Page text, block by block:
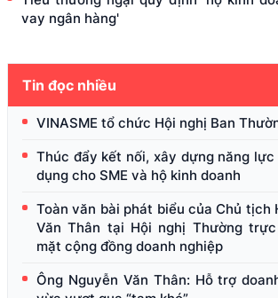
vay ngân hàng'
Tin đọc nhiều
VINASME tổ chức Hội nghị Ban
Thúc đẩy kết nối, xây dựng năng
dụng cho SME và hộ kinh doanh
Toàn văn bài phát biểu của Chủ tịch
Văn Thân tại Hội nghị Thường
mặt cộng đồng doanh nghiệp
Ông Nguyễn Văn Thân: Hỗ trợ